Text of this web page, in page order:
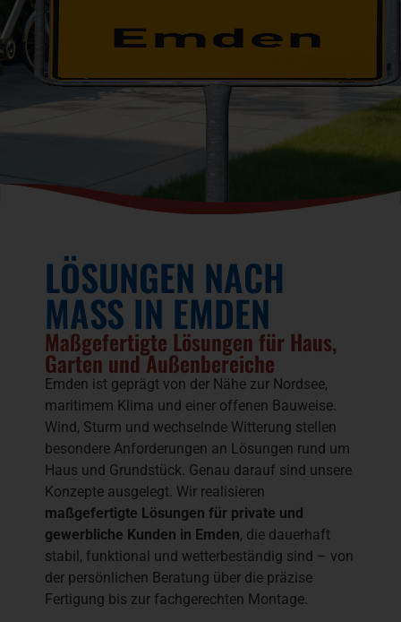
LÖSUNGEN NACH
MASS IN EMDEN
Maßgefertigte Lösungen für Haus,
Garten und Außenbereiche
Emden ist geprägt von der Nähe zur Nordsee,
maritimem Klima und einer offenen Bauweise.
Wind, Sturm und wechselnde Witterung stellen
besondere Anforderungen an Lösungen rund um
Haus und Grundstück. Genau darauf sind unsere
Konzepte ausgelegt. Wir realisieren
maßgefertigte Lösungen für private und
gewerbliche Kunden in Emden, die dauerhaft
stabil, funktional und wetterbeständig sind – von
der persönlichen Beratung über die präzise
Fertigung bis zur fachgerechten Montage.